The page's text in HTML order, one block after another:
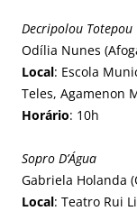
Decripolou Totepou
Odília Nunes
Local: Escola
Teles, Agamenon
Horário: 10h
Sopro D’Água
Gabriela Holanda
Local: Teatro Rui